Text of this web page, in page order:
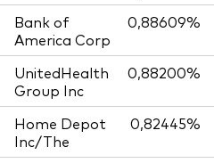
Bank of
America Corp
0,88609%
UnitedHealth
Group Inc
0,88200%
Home Depot
Inc/The
0,82445%